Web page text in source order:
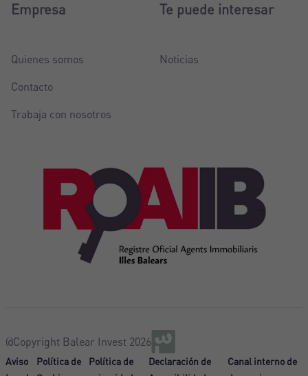
Empresa
Quienes somos
Contacto
Trabaja con nosotros
Te puede interesar
Noticias
@Copyright Balear Invest 2026
Aviso
Política de
Política de
Declaración de
Canal interno de